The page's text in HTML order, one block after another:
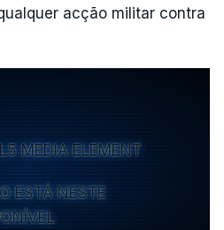
acção militar contra
MEDIA ELEMENT
ESTÁ NESTE